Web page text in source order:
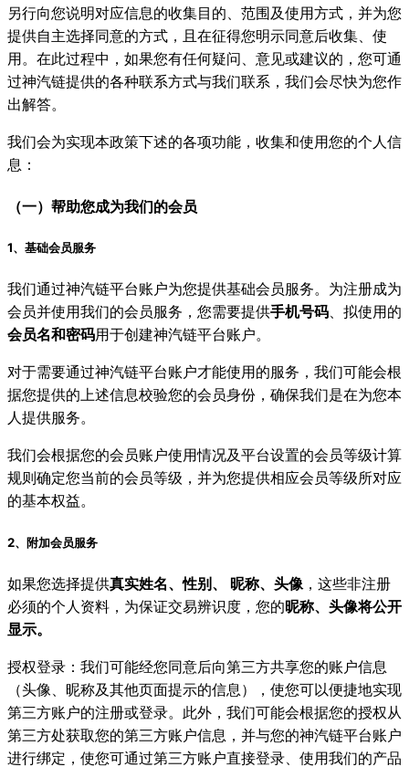
另行向您说明对应信息的收集目的、范围及使用方式，并为您
提供自主选择同意的方式，且在征得您明示同意后收集、使
用。在此过程中，如果您有任何疑问、意见或建议的，您可通
过神汽链提供的各种联系方式与我们联系，我们会尽快为您作
出解答。
我们会为实现本政策下述的各项功能，收集和使用您的个人信
息：
（一）帮助您成为我们的会员
1、基础会员服务
我们通过神汽链平台账户为您提供基础会员服务。为注册成为
会员并使用我们的会员服务，您需要提供手机号码、拟使用的
会员名和密码用于创建神汽链平台账户。
对于需要通过神汽链平台账户才能使用的服务，我们可能会根
据您提供的上述信息校验您的会员身份，确保我们是在为您本
人提供服务。
我们会根据您的会员账户使用情况及平台设置的会员等级计算
规则确定您当前的会员等级，并为您提供相应会员等级所对应
的基本权益。
2、附加会员服务
如果您选择提供真实姓名、性别、 昵称、头像 ，这些非注册
必须的个人资料，为保证交易辨识度，您的昵称、头像将公开
显示。
授权登录：我们可能经您同意后向第三方共享您的账户信息
（头像、昵称及其他页面提示的信息），使您可以便捷地实现
第三方账户的注册或登录。此外，我们可能会根据您的授权从
第三方处获取您的第三方账户信息，并与您的神汽链平台账户
进行绑定，使您可通过第三方账户直接登录、使用我们的产品